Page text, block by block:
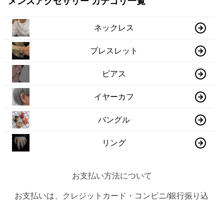
ネックレス
ブレスレット
ピアス
イヤーカフ
バングル
リング
お支払い方法について
お支払いは、クレジットカード・コンビニ/銀行振り込